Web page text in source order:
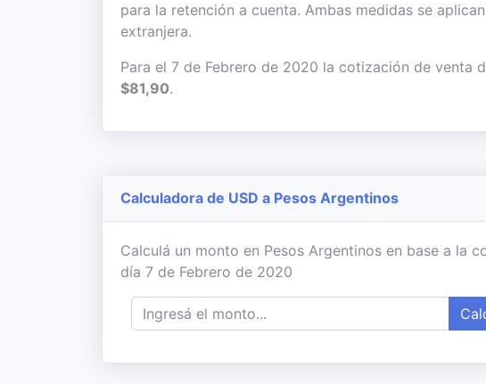
para la retención a cuenta. Ambas medidas se
extranjera.
Para el 7 de Febrero de 2020 la cotización de venta
$81,90.
Calculadora de USD a Pesos Argentinos
Calculá un monto en Pesos Argentinos en base a la
día 7 de Febrero de 2020